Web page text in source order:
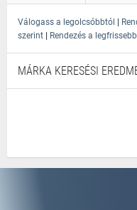
Válogass a legolcsóbbtól |
szerint | Rendezés a
MÁRKA KERESÉSI